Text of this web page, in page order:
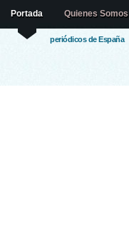
periódicos de España
Portada Quienes Somos